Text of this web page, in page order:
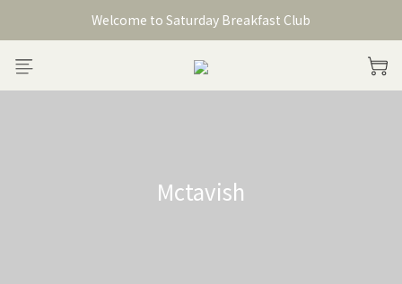
Welcome to Saturday Breakfast Club
Welcome to Saturday Breakfast Club
加入會員獲得150元購物金
Mctavish